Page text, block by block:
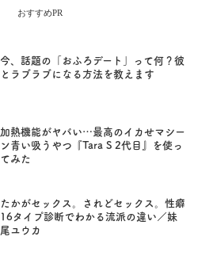
おすすめPR
今、話題の「おふろデート」って何？彼
とラブラブになる方法を教えます
加熱機能がヤバい…最高のイカせマシー
ン青い吸うやつ『Tara S 2代目』を使っ
てみた
たかがセックス。されどセックス。性癖
16タイプ診断でわかる流派の違い／妹
尾ユウカ